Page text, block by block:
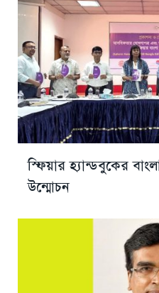
স্ফিয়ার হ্যান্ডবুকের
উন্মোচন